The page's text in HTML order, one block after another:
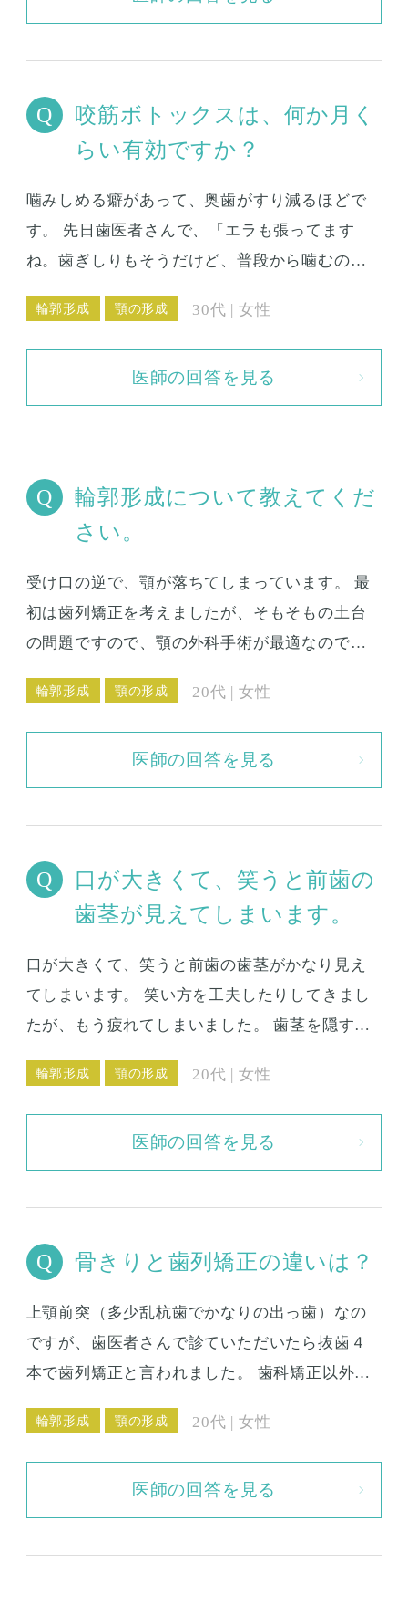
咬筋ボトックスは、何か月く
らい有効ですか？
噛みしめる癖があって、奥歯がすり減るほどで
す。 先日歯医者さんで、「エラも張ってます
ね。歯ぎしりもそうだけど、普段から噛むのが
のメニューに、咬筋ボトックスというものがあ
るのを見つけたのですが、これは何か月ほど効
いてくれるのでしょうか？ 咬筋ボトックスと咬
筋切除とでは、どちらが効果的でしょうか？
輪郭形成 顎の形成 30代 | 女性
医師の回答を見る
輪郭形成について教えてくだ
さい。
受け口の逆で、顎が落ちてしまっています。 最
初は歯列矯正を考えましたが、そもそもの土台
の問題ですので、顎の外科手術が最適なのでは
い？ことに加えて、乱杭歯なので歯列矯正も必
要かもしれません。 輪郭形成の手術で、もし歯
列矯正も必要だという診断がついたら、外科手
術と歯列矯正とどちらが先になるのでしょう
か？
輪郭形成 顎の形成 20代 | 女性
医師の回答を見る
口が大きくて、笑うと前歯の
歯茎が見えてしまいます。
口が大きくて、笑うと前歯の歯茎がかなり見え
てしまいます。 笑い方を工夫したりしてきまし
たが、もう疲れてしまいました。 歯茎を隠すに
輪郭形成 顎の形成 20代 | 女性
医師の回答を見る
骨きりと歯列矯正の違いは？
上顎前突（多少乱杭歯でかなりの出っ歯）なの
ですが、歯医者さんで診ていただいたら抜歯４
本で歯列矯正と言われました。 歯科矯正以外
手術はできないでしょうか？ もし外科手術と歯
列矯正を併せた方が仕上がりがよければ、金額
や期間などから検討したいと思っています。
輪郭形成 顎の形成 20代 | 女性
医師の回答を見る